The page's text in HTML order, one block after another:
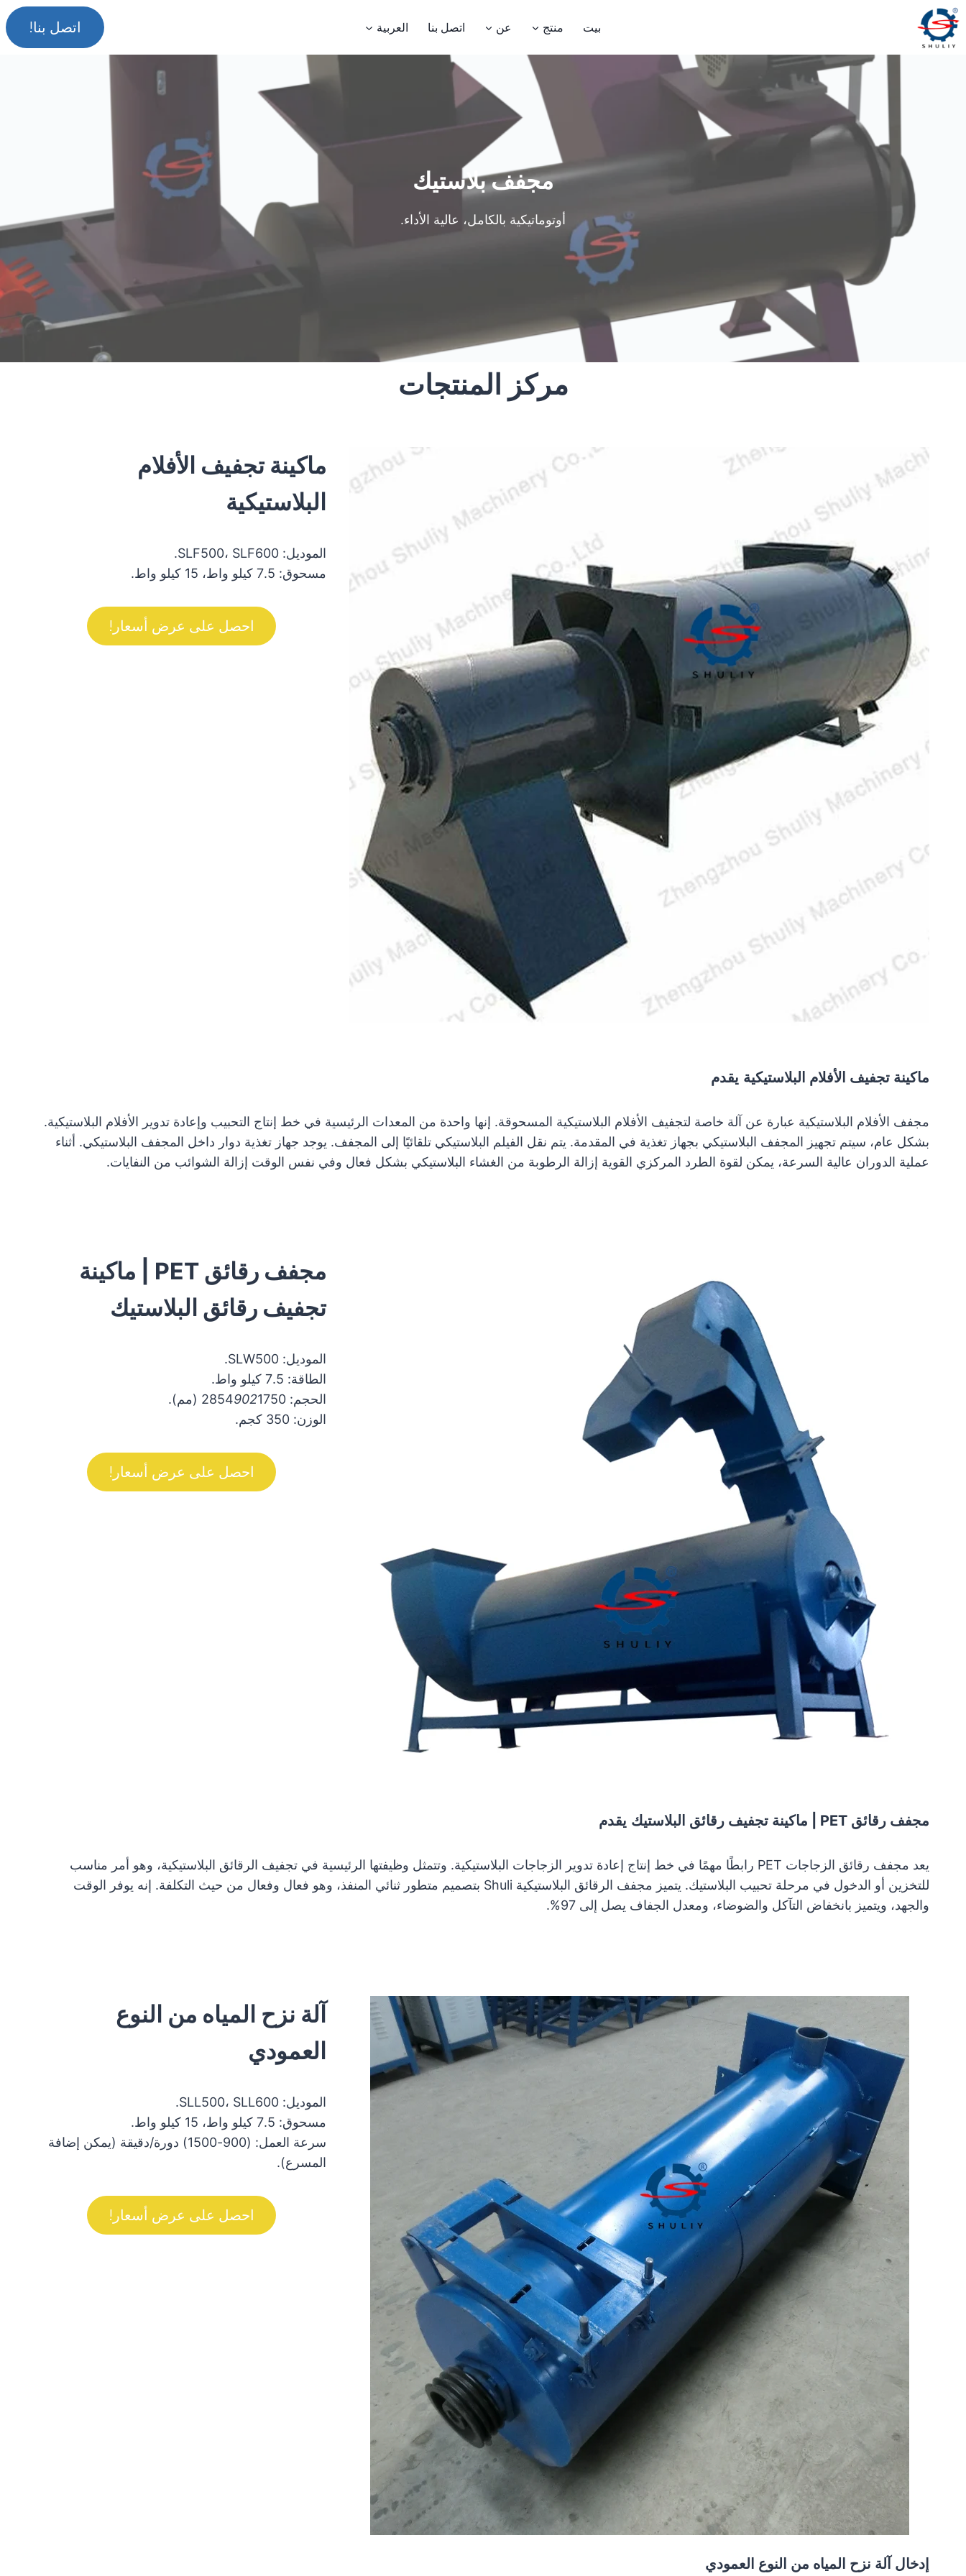
التجاوز
إلى
المحتوى
بيت منتج عن اتصل بنا العربية اتصل بنا!
مجفف بلاستيك
أوتوماتيكية بالكامل، عالية الأداء.
مركز المنتجات
ماكينة تجفيف الأفلام
البلاستيكية
الموديل: SLF500، SLF600.
مسحوق: 7.5 كيلو واط، 15 كيلو واط.
احصل على عرض أسعار!
ماكينة تجفيف الأفلام البلاستيكية يقدم
مجفف الأفلام البلاستيكية عبارة عن آلة خاصة لتجفيف الأفلام البلاستيكية المسحوقة. إنها واحدة من المعدات الرئيسية في خط إنتاج التحبيب وإعادة تدوير الأفلام البلاستيكية.
بشكل عام، سيتم تجهيز المجفف البلاستيكي بجهاز تغذية في المقدمة. يتم نقل الفيلم البلاستيكي تلقائيًا إلى المجفف. يوجد جهاز تغذية دوار داخل المجفف البلاستيكي. أثناء
عملية الدوران عالية السرعة، يمكن لقوة الطرد المركزي القوية إزالة الرطوبة من الغشاء البلاستيكي بشكل فعال وفي نفس الوقت إزالة الشوائب من النفايات.
مجفف رقائق PET | ماكينة
تجفيف رقائق البلاستيك
الموديل: SLW500.
الطاقة: 7.5 كيلو واط.
الحجم: 2854
9021750 (مم).
الوزن: 350 كجم.
احصل على عرض أسعار!
مجفف رقائق PET | ماكينة تجفيف رقائق البلاستيك يقدم
يعد مجفف رقائق الزجاجات PET رابطًا مهمًا في خط إنتاج إعادة تدوير الزجاجات البلاستيكية. وتتمثل وظيفتها الرئيسية في تجفيف الرقائق البلاستيكية، وهو أمر مناسب
للتخزين أو الدخول في مرحلة تحبيب البلاستيك. يتميز مجفف الرقائق البلاستيكية Shuli بتصميم متطور ثنائي المنفذ، وهو فعال وفعال من حيث التكلفة. إنه يوفر الوقت
والجهد، ويتميز بانخفاض التآكل والضوضاء، ومعدل الجفاف يصل إلى 97%.
آلة نزح المياه من النوع
العمودي
الموديل: SLL500، SLL600.
مسحوق: 7.5 كيلو واط، 15 كيلو واط.
سرعة العمل: (900-1500) دورة/دقيقة (يمكن إضافة
المسرع).
احصل على عرض أسعار!
إدخال آلة نزح المياه من النوع العمودي